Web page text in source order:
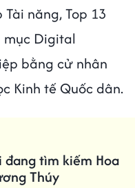
năng, Top 13
Digital
bằng cử nhân
Kinh tế Quốc dân.
tìm kiếm Hoa
Thúy